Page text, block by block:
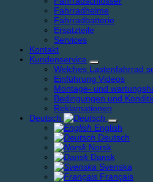
Fahrradhelme
Fahrradbatterie
Ersatzteile
Services
Kontakt
Kundenservice
Welches Lastenfahrrad
Einführung Videos
Montage- und
Bedingungen und
Reklamationen
Deutsch
English
Deutsch
Norsk
Dansk
Svenska
Français